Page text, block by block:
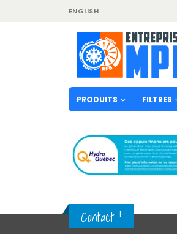
ENGLISH
PRODUITS FILTRES
Contact !